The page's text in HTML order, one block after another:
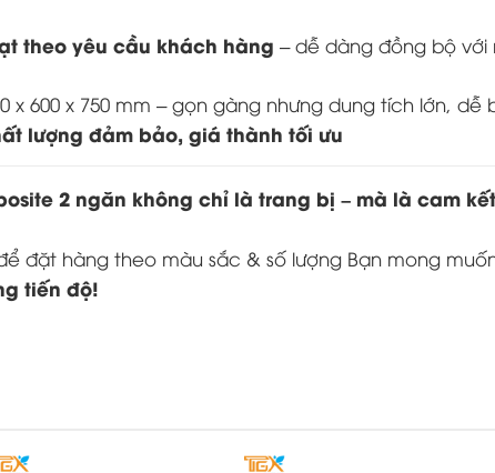
theo yêu cầu khách hàng – dễ dàng đồng bộ với
x 600 x 750 mm – gọn gàng nhưng dung tích lớn, dễ
lượng đảm bảo, giá thành tối ưu
2 ngăn không chỉ là trang bị – mà là cam
để đặt hàng theo màu sắc & số lượng Bạn mong
tiến độ!